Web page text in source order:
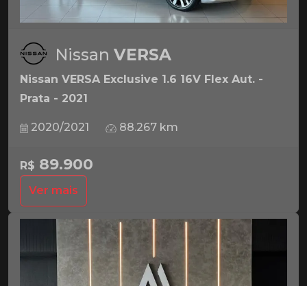
Nissan VERSA
Nissan VERSA Exclusive 1.6 16V Flex Aut. -
Prata - 2021
2020/2021 88.267 km
R$ 89.900
Ver mais